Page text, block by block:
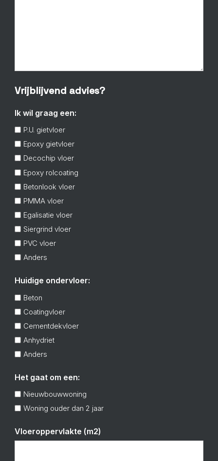
Vrijblijvend advies?
Ik wil graag een:
P.U. gietvloer
Epoxy gietvloer
Decochip vloer
Epoxy rolcoating
Betonlook vloer
PMMA vloer
Egalisatie vloer
Siergrind vloer
PVC vloer
Anders
Huidige ondervloer:
Beton
Coatingvloer
Cementdekvloer
Anhydriet
Anders
Het gaat om een:
Nieuwbouwwoning
Woning ouder dan 2 jaar
Vloeroppervlakte (m2)